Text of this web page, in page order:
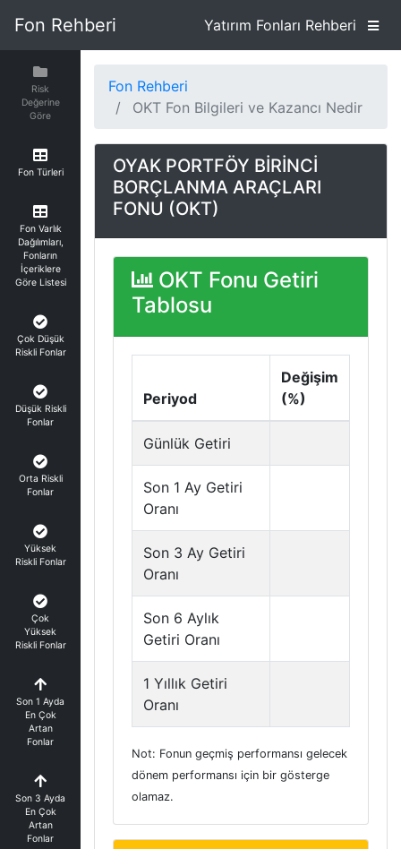
Fon Rehberi Yatırım Fonları Rehberi
Risk
Değerine
Göre
Fon Türleri
Fon Varlık
Dağılımları,
Fonların
İçeriklere
Göre Listesi
Çok Düşük
Riskli Fonlar
Düşük Riskli
Fonlar
Orta Riskli
Fonlar
Yüksek
Riskli Fonlar
Çok
Yüksek
Riskli Fonlar
Son 1 Ayda
En Çok
Artan
Fonlar
Son 3 Ayda
En Çok
Artan
Fonlar
Fon Rehberi
OKT Fon Bilgileri ve Kazancı Nedir
OYAK PORTFÖY BİRİNCİ
BORÇLANMA ARAÇLARI
FONU (OKT)
OKT Fonu Getiri
Tablosu
Periyod
Değişim
(%)
Günlük Getiri
Son 1 Ay Getiri
Oranı
Son 3 Ay Getiri
Oranı
Son 6 Aylık
Getiri Oranı
1 Yıllık Getiri
Oranı
Not: Fonun geçmiş performansı gelecek
dönem performansı için bir gösterge
olamaz.